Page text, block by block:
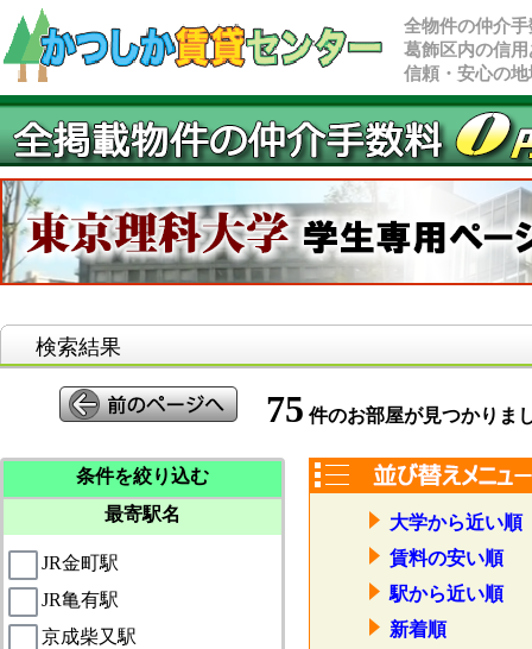
全物件の仲介
葛飾区内の信
信頼・安心の
検索結果
75 件のお部屋が見つかりま
条件を絞り込む
最寄駅名
JR金町駅
JR亀有駅
京成柴又駅
大学から近い順
賃料の安い順
駅から近い順
新着順